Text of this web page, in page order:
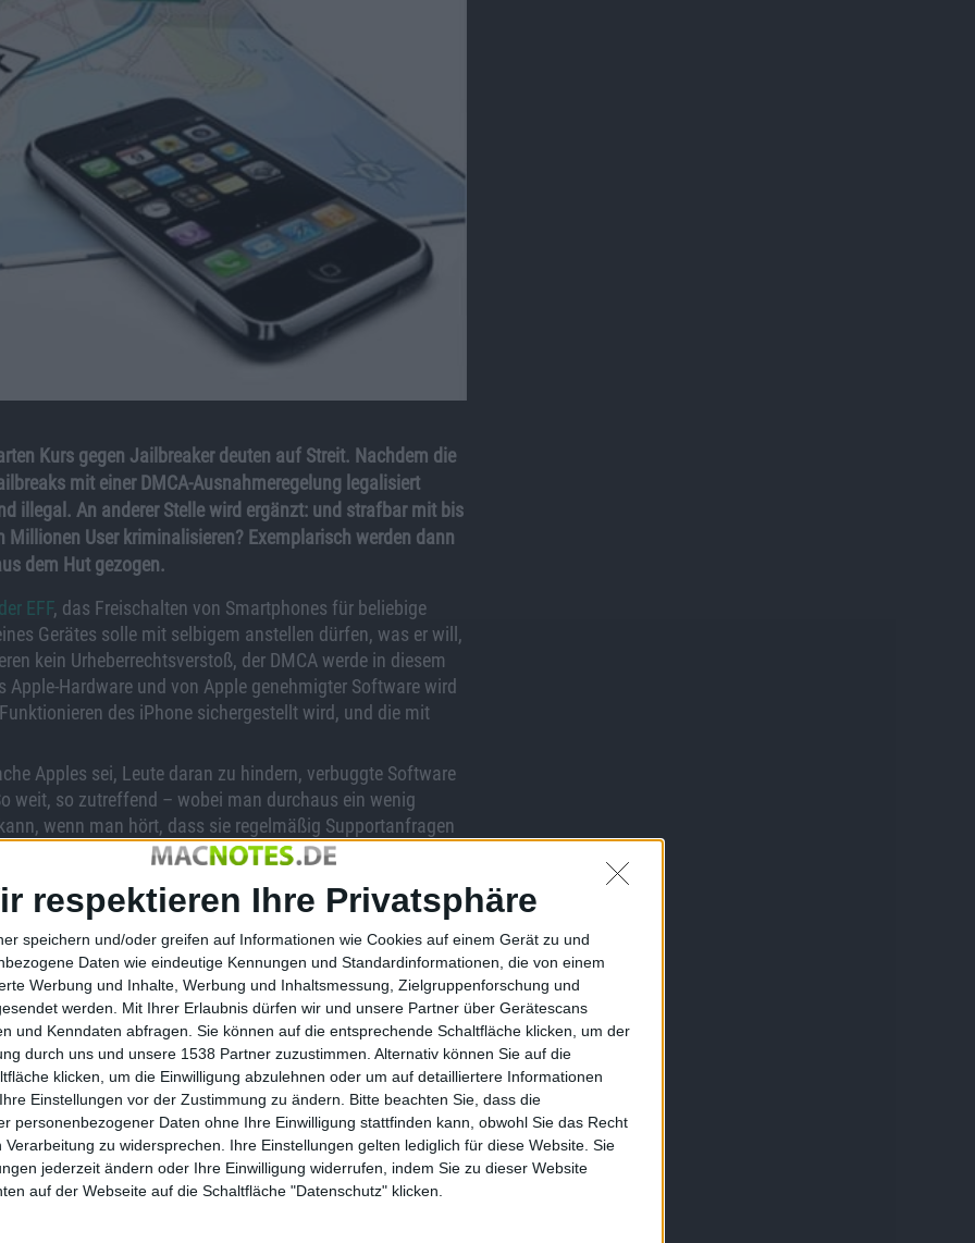
respektieren Ihre Privatsphäre
speichern und/oder greifen auf Informationen wie Cookies auf einem Gerät zu und
Daten wie eindeutige Kennungen und Standardinformationen, die von einem
Werbung und Inhalte, Werbung und Inhaltsmessung, Zielgruppenforschung und
werden.
Mit Ihrer Erlaubnis dürfen wir und unsere Partner über Gerätescans
und Kenndaten abfragen. Sie können auf die entsprechende Schaltfläche klicken, um der
durch uns und unsere 1538 Partner zuzustimmen. Alternativ können Sie auf die
klicken, um die Einwilligung abzulehnen oder um auf detailliertere Informationen
Einstellungen vor der Zustimmung zu ändern.
Bitte beachten Sie, dass die
personenbezogener Daten ohne Ihre Einwilligung stattfinden kann, obwohl Sie das Recht
Verarbeitung zu widersprechen. Ihre Einstellungen gelten lediglich für diese Website. Sie
jederzeit ändern oder Ihre Einwilligung widerrufen, indem Sie zu dieser Website
auf der Webseite auf die Schaltfläche "Datenschutz" klicken.
Kurs gegen Jailbreaker deuten auf Streit. Nachdem die
mit einer DMCA-Ausnahmeregelung legalisiert
illegal. An anderer Stelle wird ergänzt: und strafbar mit bis
User kriminalisieren? Exemplarisch werden dann
dem Hut gezogen.
EFF, das Freischalten von Smartphones für beliebige
Gerätes solle mit selbigem anstellen dürfen, was er will,
kein Urheberrechtsverstoß, der DMCA werde in diesem
Hardware und von Apple genehmigter Software wird
des iPhone sichergestellt wird, und die mit
Apples sei, Leute daran zu hindern, verbuggte Software
weit, so zutreffend – wobei man durchaus ein wenig
wenn man hört, dass sie regelmäßig Supportanfragen
Abstürze auf gejailbreakten iPhones gemeldet, wie
von Usern von 10.000 gejailbreakten iPhones“ gemeldet
dessen, dass die Fehlermeldungen der iPhones „en
ein automatisiertes Handling und entsprechende
Computer.
und damit Apples Kosten erhöhen, wenn die EFF-
aber kein Hindernis – denn in der Tat sollten sich
Probleme anzugehen. Es sollte auch durchaus
vom Support auszuschließen – dass nach der
kein Support mehr für dieselbe geleistet werden kann,
der Durchsetzung der entsprechenden Sanktionen,
Über das (US-)Vertragsrecht stehe es Apple durchaus
Bei Zuwiderhandlungen sei Apple nur auch gezwungen,
Schädigungen nachzuweisen. Eine spannende These,